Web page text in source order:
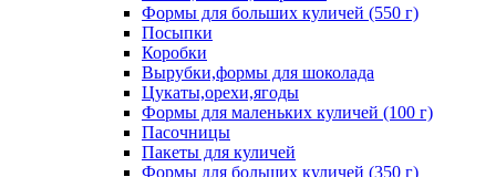
Формы для больших куличей (550 г)
Посыпки
Коробки
Вырубки,формы для шоколада
Цукаты,орехи,ягоды
Формы для маленьких куличей (100 г)
Пасочницы
Пакеты для куличей
Формы для больших куличей (350 г)